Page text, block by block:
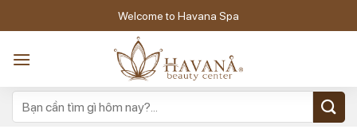
to
Welcome to Havana Spa